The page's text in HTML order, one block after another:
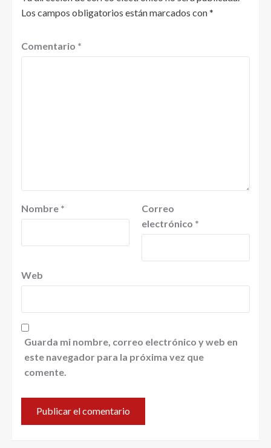
Los campos obligatorios están marcados con*
Comentario *
Nombre *
Correo
electrónico *
Web
Guarda mi nombre, correo electrónico y web en
este navegador para la próxima vez que
comente.